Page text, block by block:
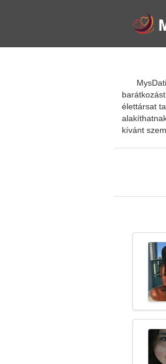
élettársat
kívánt